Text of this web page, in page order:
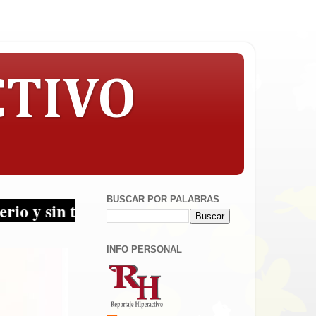
¡Periodismo en sus
BUSCAR POR PALABRAS
INFO PERSONAL